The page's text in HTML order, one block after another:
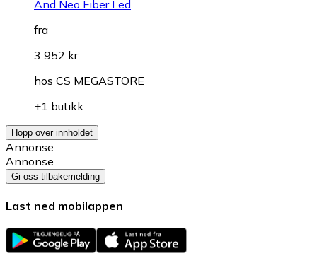
And Neo Fiber Led
fra
3 952 kr
hos CS MEGASTORE
+1 butikk
Hopp over innholdet
Annonse
Annonse
Gi oss tilbakemelding
Last ned mobilappen